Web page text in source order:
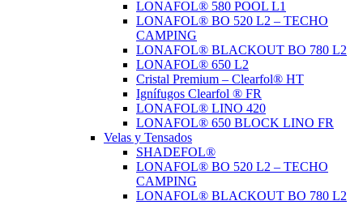
LONAFOL® 580 POOL L1
LONAFOL® BO 520 L2 – TECHO
CAMPING
LONAFOL® BLACKOUT BO 780 L2
LONAFOL® 650 L2
Cristal Premium – Clearfol® HT
Ignífugos Clearfol ® FR
LONAFOL® LINO 420
LONAFOL® 650 BLOCK LINO FR
Velas y Tensados
SHADEFOL®
LONAFOL® BO 520 L2 – TECHO
CAMPING
LONAFOL® BLACKOUT BO 780 L2